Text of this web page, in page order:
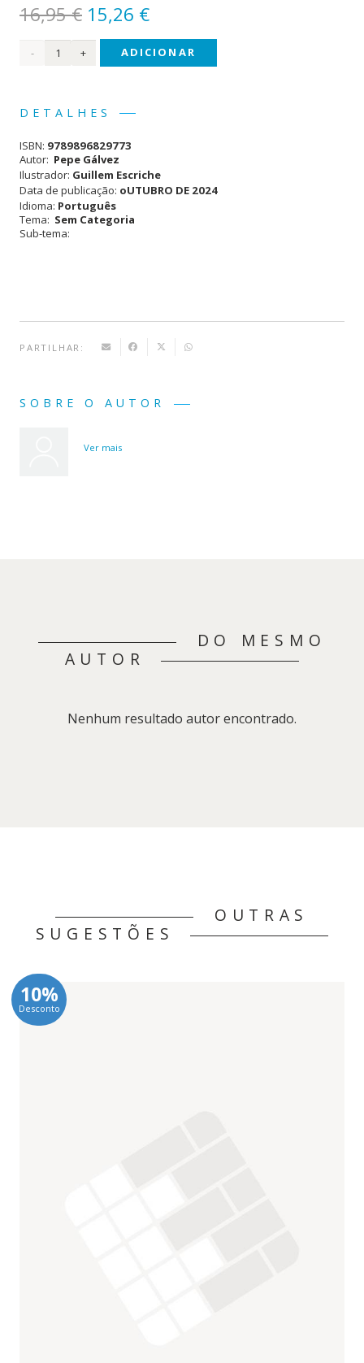
16,95€ O
preço
original
16,95 €.
15,26 €O
preço
atual
Quantidade
Morte
ADICIONAR
DETALHES
ISBN: 9789896829773
Autor: Pepe Gálvez
Ilustrador: Guillem Escriche
Data de publicação: oUTUBRO DE 2024
Idioma: Português
Tema: Sem Categoria
Sub-tema:
PARTILHAR:
SOBRE O AUTOR
Ver mais
DO MESMO
AUTOR
Nenhum resultado autor encontrado.
OUTRAS
SUGESTÕES
10%
Desconto